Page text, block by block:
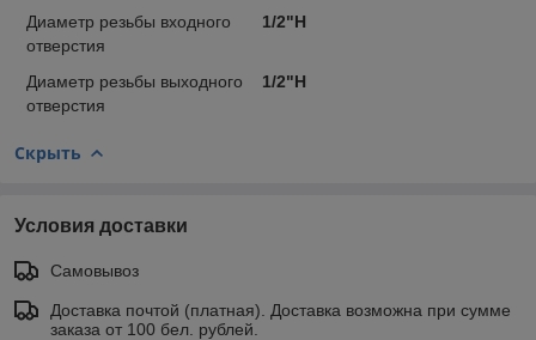
Диаметр резьбы входного
отверстия
1/2"Н
Диаметр резьбы выходного
отверстия
1/2"Н
Скрыть
Условия доставки
Самовывоз
Доставка почтой (платная). Доставка возможна при сумме
заказа от 100 бел. рублей.